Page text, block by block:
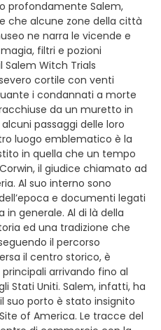
profondamente Salem,
che alcune zone della città
ne narra le vicende e
filtri e pozioni
Witch Trials
cortile con venti
i condannati a morte
da un muretto in
passaggi delle loro
luogo emblematico è la
in quella che un tempo
il giudice chiamato ad
Al suo interno sono
e documenti legati
in generale. Al di là della
ed una tradizione che
il percorso
il centro storico, è
arrivando fino al
Stati Uniti. Salem, infatti, ha
suo porto è stato insignito
of America. Le tracce del